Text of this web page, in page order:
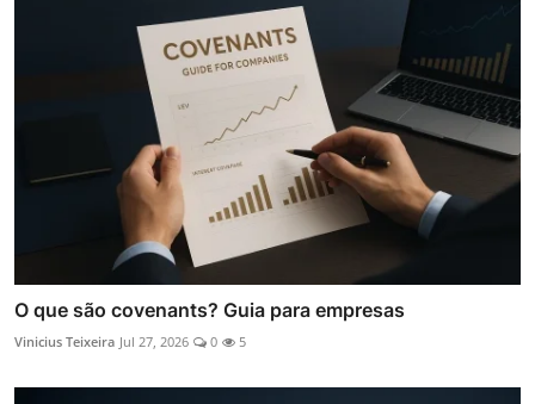
O que são covenants? Guia para empresas
Vinicius Teixeira Jul 27, 2026 0 5